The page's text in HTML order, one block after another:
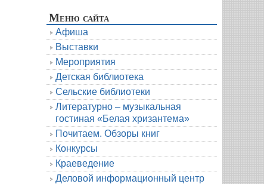
Меню сайта
Афиша
Выставки
Мероприятия
Детская библиотека
Сельские библиотеки
Литературно – музыкальная
гостиная «Белая хризантема»
Почитаем. Обзоры книг
Конкурсы
Краеведение
Деловой информационный центр